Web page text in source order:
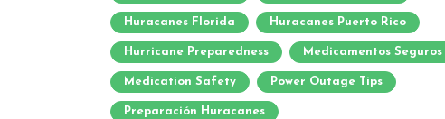
Huracanes Florida Huracanes Puerto Rico
Hurricane Preparedness Medicamentos Seguros
Medication Safety Power Outage Tips
Preparación Huracanes